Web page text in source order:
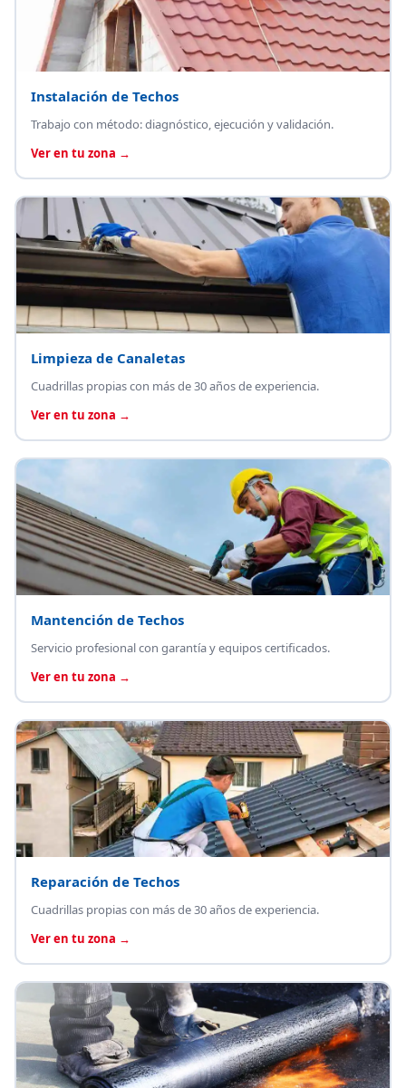
Instalación de Techos
Trabajo con método: diagnóstico, ejecución y validación.
Ver en tu zona →
Limpieza de Canaletas
Cuadrillas propias con más de 30 años de experiencia.
Ver en tu zona →
Mantención de Techos
Servicio profesional con garantía y equipos certificados.
Ver en tu zona →
Reparación de Techos
Cuadrillas propias con más de 30 años de experiencia.
Ver en tu zona →